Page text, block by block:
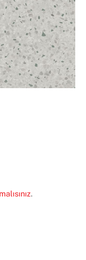
.